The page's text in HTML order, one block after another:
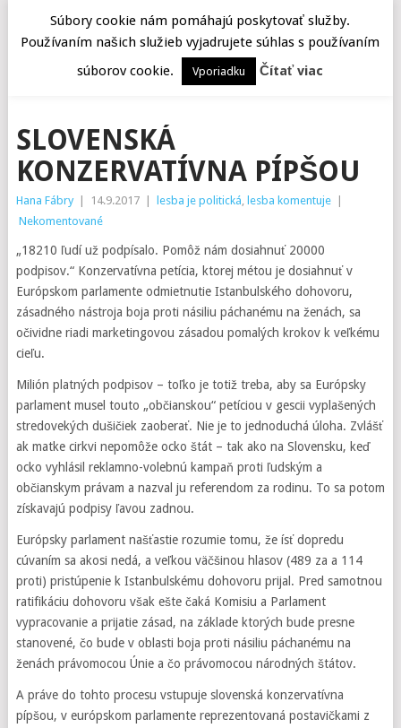
SLOVENSKÁ
KONZERVATÍVNA PÍPŠOU
Hana Fábry 14.9.2017 lesba je politická, lesba komentuje
Nekomentované
„18210 ľudí už podpísalo. Pomôž nám dosiahnuť 20000
podpisov.“ Konzervatívna petícia, ktorej métou je dosiahnuť v
Európskom parlamente odmietnutie Istanbulského dohovoru,
zásadného nástroja boja proti násiliu páchanému na ženách, sa
očividne riadi marketingovou zásadou pomalých krokov k veľkému
cieľu.
Milión platných podpisov – toľko je totiž treba, aby sa Európsky
parlament musel touto „občianskou“ petíciou v gescii vyplašených
stredovekých dušičiek zaoberať. Nie je to jednoduchá úloha. Zvlášť
ak matke cirkvi nepomôže ocko štát – tak ako na Slovensku, keď
ocko vyhlásil reklamno-volebnú kampaň proti ľudským a
občianskym právam a nazval ju referendom za rodinu. To sa potom
získavajú podpisy ľavou zadnou.
Európsky parlament našťastie rozumie tomu, že ísť dopredu
cúvaním sa akosi nedá, a veľkou väčšinou hlasov (489 za a 114
proti) pristúpenie k Istanbulskému dohovoru prijal. Pred samotnou
ratifikáciu dohovoru však ešte čaká Komisiu a Parlament
vypracovanie a prijatie zásad, na základe ktorých bude presne
stanovené, čo bude v oblasti boja proti násiliu páchanému na
ženách právomocou Únie a čo právomocou národných štátov.
A práve do tohto procesu vstupuje slovenská konzervatívna
pípšou, v európskom parlamente reprezentovaná postavičkami z
Súbory cookie nám pomáhajú poskytovať služby.
Používaním našich služieb vyjadrujete súhlas s používaním
súborov cookie.
Vporiadku Čítať viac